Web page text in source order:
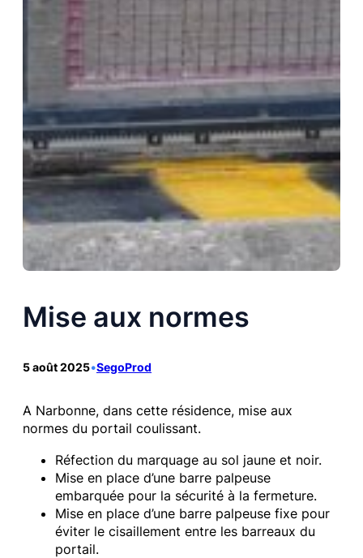
Mise aux normes
5 août 2025•SegoProd
A Narbonne, dans cette résidence, mise aux
normes du portail coulissant.
Réfection du marquage au sol jaune et noir.
Mise en place d’une barre palpeuse
embarquée pour la sécurité à la fermeture.
Mise en place d’une barre palpeuse fixe pour
éviter le cisaillement entre les barreaux du
portail.